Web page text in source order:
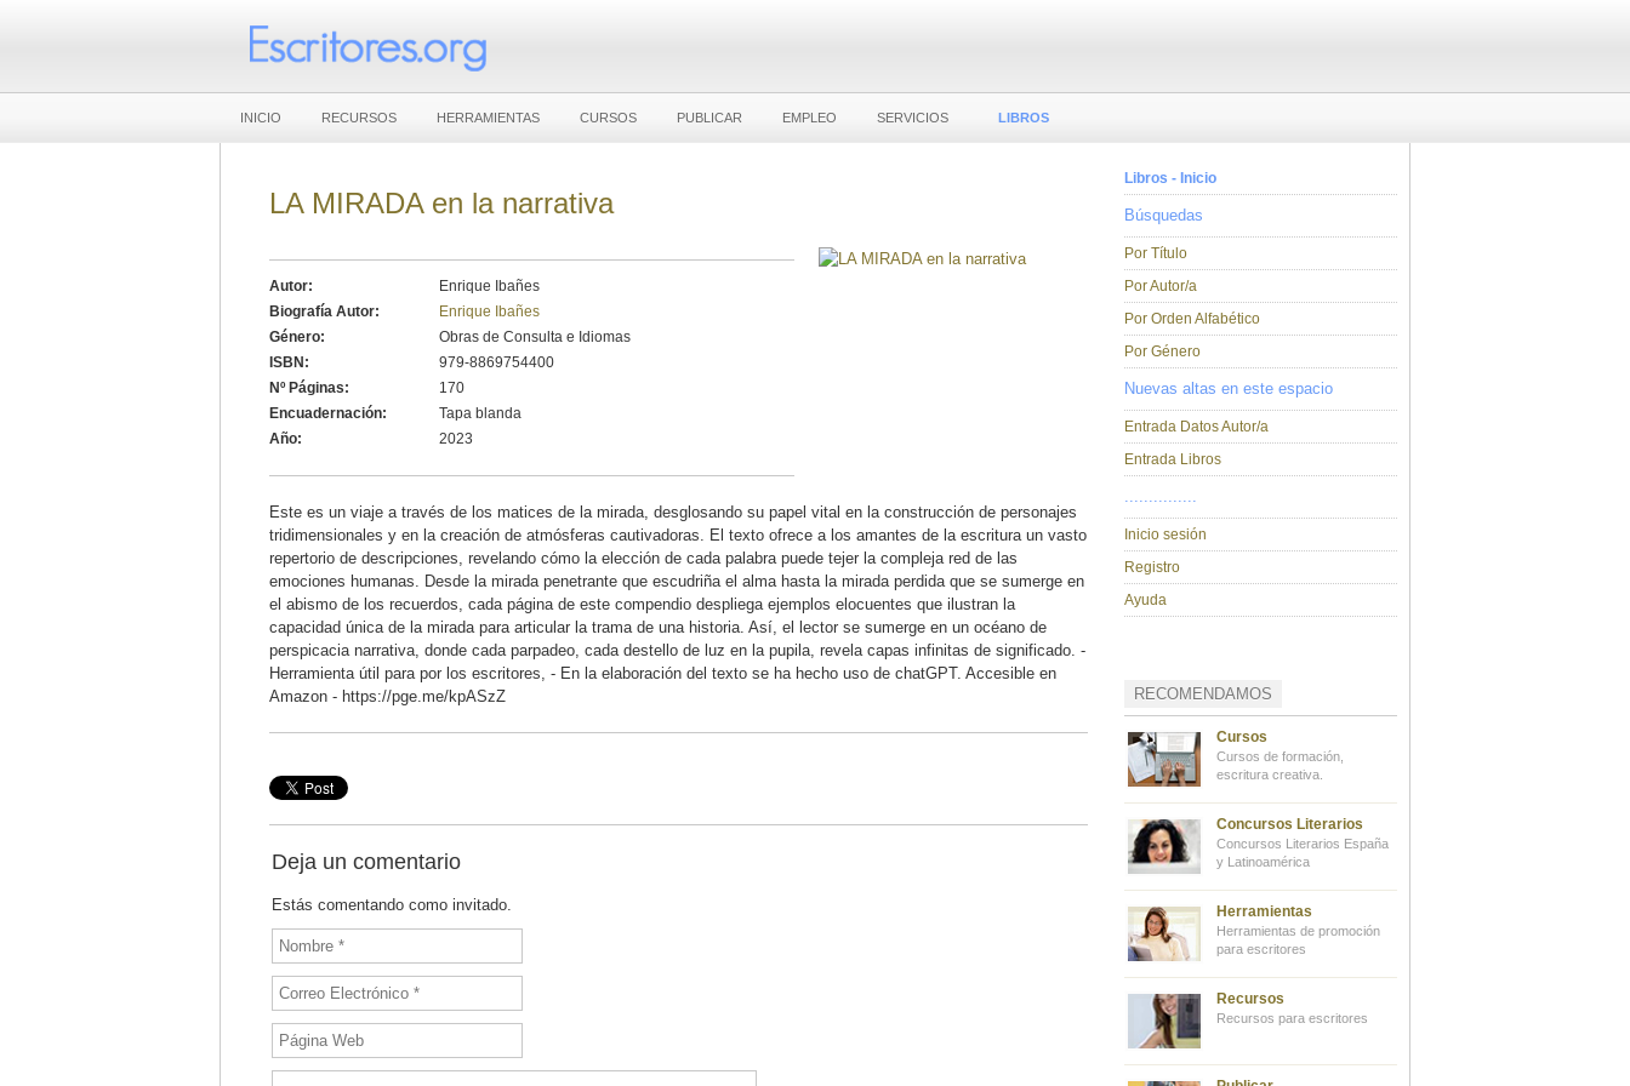
INICIO RECURSOS HERRAMIENTAS CURSOS PUBLICAR EMPLEO SERVICIOS LIBROS
LA MIRADA en la narrativa
Autor:
Enrique Ibañes
Biografía Autor:
Enrique Ibañes
Género:
Obras de Consulta e Idiomas
ISBN:
979-8869754400
Nº Páginas:
170
Encuadernación:
Tapa blanda
Año:
2023
Este es un viaje a través de los matices de la mirada, desglosando su papel vital en la construcción de personajes
tridimensionales y en la creación de atmósferas cautivadoras. El texto ofrece a los amantes de la escritura un vasto
repertorio de descripciones, revelando cómo la elección de cada palabra puede tejer la compleja red de las
emociones humanas. Desde la mirada penetrante que escudriña el alma hasta la mirada perdida que se sumerge en
el abismo de los recuerdos, cada página de este compendio despliega ejemplos elocuentes que ilustran la
capacidad única de la mirada para articular la trama de una historia. Así, el lector se sumerge en un océano de
perspicacia narrativa, donde cada parpadeo, cada destello de luz en la pupila, revela capas infinitas de significado. -
Herramienta útil para por los escritores, - En la elaboración del texto se ha hecho uso de chatGPT. Accesible en
Amazon - https://pge.me/kpASzZ
Deja un comentario
Estás comentando como invitado.
Libros - Inicio
Búsquedas
Por Título
Por Autor/a
Por Orden Alfabético
Por Género
Nuevas altas en este espacio
Entrada Datos Autor/a
Entrada Libros
...............
Inicio sesión
Registro
Ayuda
RECOMENDAMOS
Cursos
Cursos de formación,
escritura creativa.
Concursos Literarios
Concursos Literarios España
y Latinoamérica
Herramientas
Herramientas de promoción
para escritores
Recursos
Recursos para escritores